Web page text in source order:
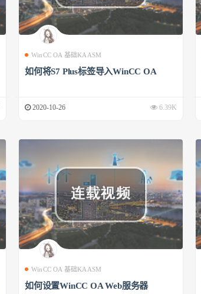
WinCC OA 基础KAASM
如何将S7 Plus标签导入WinCC OA
2020-10-26 6.39K
WinCC OA 基础KAASM
如何设置WinCC OA Web服务器